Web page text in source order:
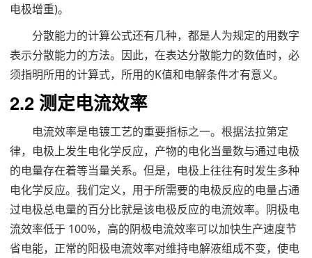
电极增重)。
分散能力的计算公式还有几种，都是人为规定的用数字
表示分散能力的方法。因此，在表达分散能力的数值时，必
须指明所用的计算式，所用的K值和电解条件才有意义。
2.2 测定电流效率
电流效率是电镀工艺的重要指标之一。根据法拉第定
律，电极上发生电化学反应，产物的电化当量数与通过电极
的电量存在着等当量关系。但是，电极上往往有时发生多种
电化学反应。我们定义，用于所需要的电极反应的电量占通
过电极总电量的百分比就是该电极反应的电流效率。阴极电
流效率低于 100%，高的阴极电流效率可以加快生产速度节
省电能，正常的阳极电流效率对维持电解液组成不变，使电